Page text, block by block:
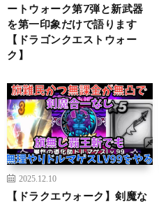
ートウォーク第7弾と新武器
を第一印象だけで語ります
【ドラゴンクエストウォー
ク】
2025.12.10
【ドラクエウォーク】剣魔な